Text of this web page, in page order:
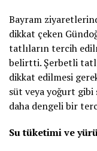
Bayram
dikkat çeken
tatlıların tercih
belirtti. Şerbetli
dikkat edilmesi
süt veya yoğurt
daha dengeli bir
Su tüketimi ve